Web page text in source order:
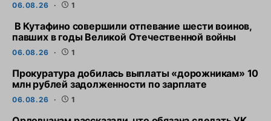
06.08.26 1
В Кутафино совершили отпевание шести воинов,
павших в годы Великой Отечественной войны
06.08.26 1
Прокуратура добилась выплаты «дорожникам» 10
млн рублей задолженности по зарплате
06.08.26 1